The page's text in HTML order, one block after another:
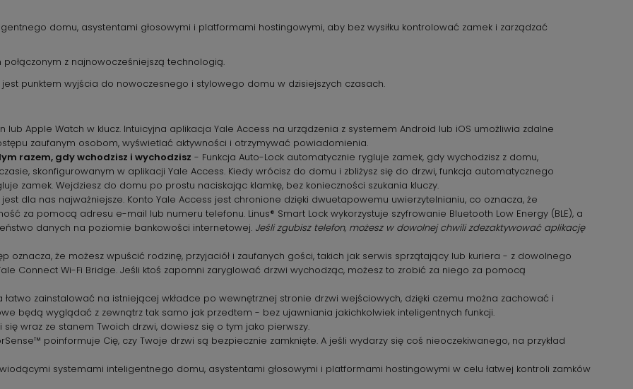
domu, asystentami głosowymi i platformami hostingowymi, aby bez wysiłku kontrolować zamek i zarządzać
z najnowocześniejszą technologią.
punktem wyjścia do nowoczesnego i stylowego domu w dzisiejszych czasach.
Apple Watch w klucz. Intuicyjna aplikacja Yale Access na urządzenia z systemem Android lub iOS umożliwia zdalne
zaufanym osobom, wyświetlać aktywności i otrzymywać powiadomienia.
razem, gdy wchodzisz i wychodzisz - Funkcja Auto-Lock automatycznie rygluje zamek, gdy wychodzisz z domu,
skonfigurowanym w aplikacji Yale Access. Kiedy wrócisz do domu i zbliżysz się do drzwi, funkcja automatycznego
zamek. Wejdziesz do domu po prostu naciskając klamkę, bez konieczności szukania kluczy.
dla nas najważniejsze. Konto Yale Access jest chronione dzięki dwuetapowemu uwierzytelnianiu, co oznacza, że
za pomocą adresu e-mail lub numeru telefonu. Linus® Smart Lock wykorzystuje szyfrowanie Bluetooth Low Energy (BLE), a
danych na poziomie bankowości internetowej. Jeśli zgubisz telefon, możesz w dowolnej chwili zdezaktywować aplikację
oznacza, że możesz wpuścić rodzinę, przyjaciół i zaufanych gości, takich jak serwis sprzątający lub kuriera - z dowolnego
Connect Wi-Fi Bridge. Jeśli ktoś zapomni zaryglować drzwi wychodząc, możesz to zrobić za niego za pomocą
łatwo zainstalować na istniejącej wkładce po wewnętrznej stronie drzwi wejściowych, dzięki czemu można zachować i
będą wyglądać z zewnątrz tak samo jak przedtem - bez ujawniania jakichkolwiek inteligentnych funkcji.
wraz ze stanem Twoich drzwi, dowiesz się o tym jako pierwszy.
poinformuje Cię, czy Twoje drzwi są bezpiecznie zamknięte. A jeśli wydarzy się coś nieoczekiwanego, na przykład
systemami inteligentnego domu, asystentami głosowymi i platformami hostingowymi w celu łatwej kontroli zamków